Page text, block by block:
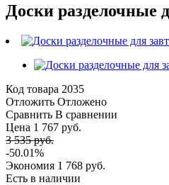
Доски разделочные
Код товара 2035
Отложить Отложено
Сравнить В сравнении
Цена 1 767 руб.
3 535 руб.
-50.01%
Экономия 1 768 руб.
Есть в наличии